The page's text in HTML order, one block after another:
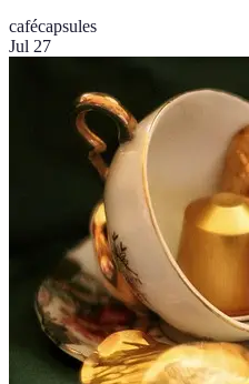
cafécapsules
Jul 27